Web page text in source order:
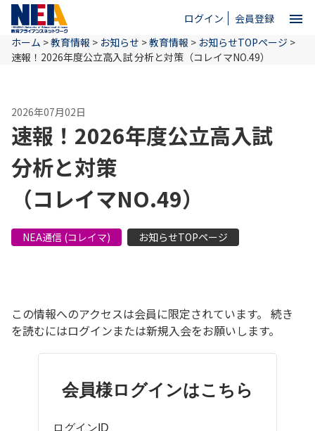
ログイン 会員登録 menu
ホーム
NEAとは
教育情報
お問い合わせ
ホーム >教育情報 > お知らせ >教育情報 > お知らせTOPページ >
速報！2026年度公立高入試分析と対策 （コレイマNO.49）
2026年07月02日
速報！2026年度公立高入試
分析と対策
（コレイマNO.49）
NEA通信 (コレイマ) お知らせTOPページ
この情報へのアクセスは会員に限定されています。 続き
を読むにはログインまたは新規入会をお願いします。
会員様ログインはこちら
ログインID